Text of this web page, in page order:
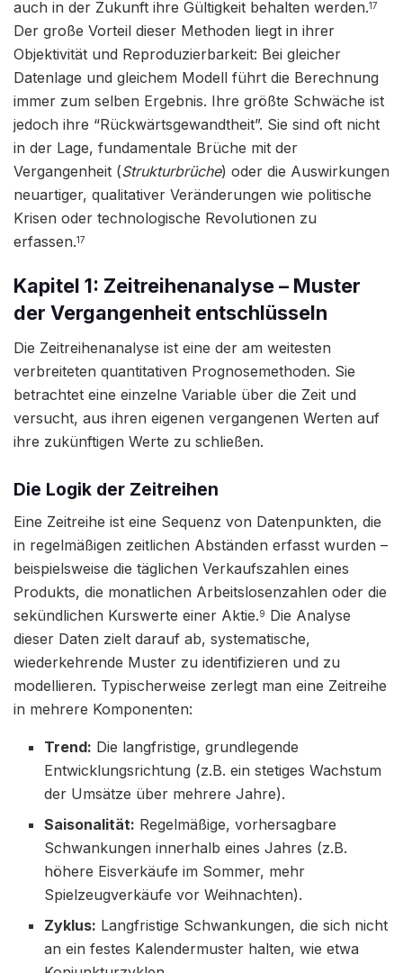
auch in der Zukunft ihre Gültigkeit behalten werden.17
Der große Vorteil dieser Methoden liegt in ihrer
Objektivität und Reproduzierbarkeit: Bei gleicher
Datenlage und gleichem Modell führt die Berechnung
immer zum selben Ergebnis. Ihre größte Schwäche ist
jedoch ihre “Rückwärtsgewandtheit”. Sie sind oft nicht
in der Lage, fundamentale Brüche mit der
Vergangenheit (Strukturbrüche) oder die Auswirkungen
neuartiger, qualitativer Veränderungen wie politische
Krisen oder technologische Revolutionen zu
erfassen.17
Kapitel 1: Zeitreihenanalyse – Muster
der Vergangenheit entschlüsseln
Die Zeitreihenanalyse ist eine der am weitesten
verbreiteten quantitativen Prognosemethoden. Sie
betrachtet eine einzelne Variable über die Zeit und
versucht, aus ihren eigenen vergangenen Werten auf
ihre zukünftigen Werte zu schließen.
Die Logik der Zeitreihen
Eine Zeitreihe ist eine Sequenz von Datenpunkten, die
in regelmäßigen zeitlichen Abständen erfasst wurden –
beispielsweise die täglichen Verkaufszahlen eines
Produkts, die monatlichen Arbeitslosenzahlen oder die
sekündlichen Kurswerte einer Aktie.9 Die Analyse
dieser Daten zielt darauf ab, systematische,
wiederkehrende Muster zu identifizieren und zu
modellieren. Typischerweise zerlegt man eine Zeitreihe
in mehrere Komponenten:
Trend: Die langfristige, grundlegende
Entwicklungsrichtung (z.B. ein stetiges Wachstum
der Umsätze über mehrere Jahre).
Saisonalität: Regelmäßige, vorhersagbare
Schwankungen innerhalb eines Jahres (z.B.
höhere Eisverkäufe im Sommer, mehr
Spielzeugverkäufe vor Weihnachten).
Zyklus: Langfristige Schwankungen, die sich nicht
an ein festes Kalendermuster halten, wie etwa